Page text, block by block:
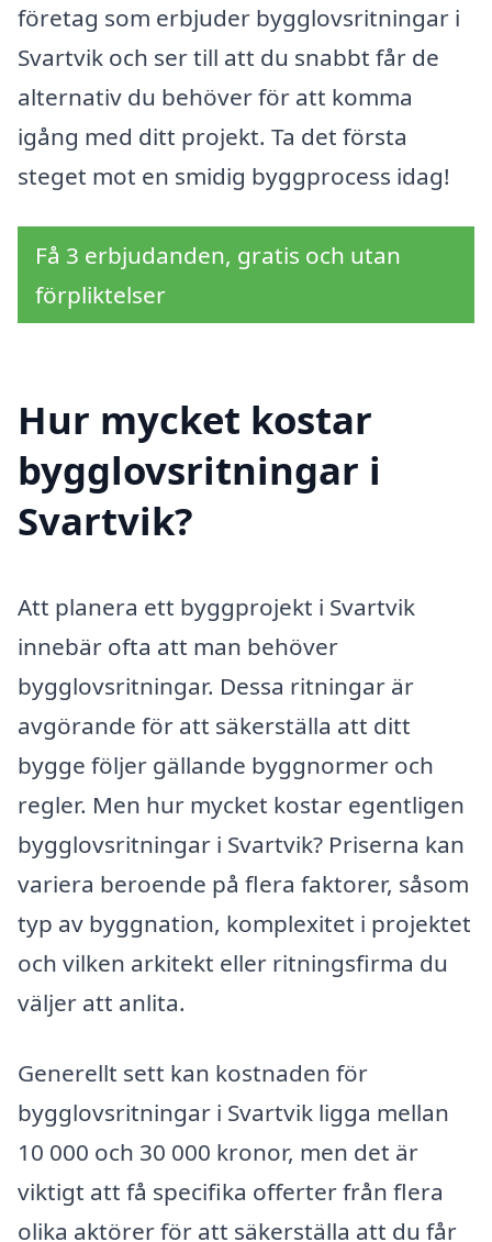
företag som erbjuder bygglovsritningar i
Svartvik och ser till att du snabbt får de
alternativ du behöver för att komma
igång med ditt projekt. Ta det första
steget mot en smidig byggprocess idag!
Få 3 erbjudanden, gratis och utan
förpliktelser
Hur mycket kostar
bygglovsritningar i
Svartvik?
Att planera ett byggprojekt i Svartvik
innebär ofta att man behöver
bygglovsritningar. Dessa ritningar är
avgörande för att säkerställa att ditt
bygge följer gällande byggnormer och
regler. Men hur mycket kostar egentligen
bygglovsritningar i Svartvik? Priserna kan
variera beroende på flera faktorer, såsom
typ av byggnation, komplexitet i projektet
och vilken arkitekt eller ritningsfirma du
väljer att anlita.
Generellt sett kan kostnaden för
bygglovsritningar i Svartvik ligga mellan
10 000 och 30 000 kronor, men det är
viktigt att få specifika offerter från flera
olika aktörer för att säkerställa att du får